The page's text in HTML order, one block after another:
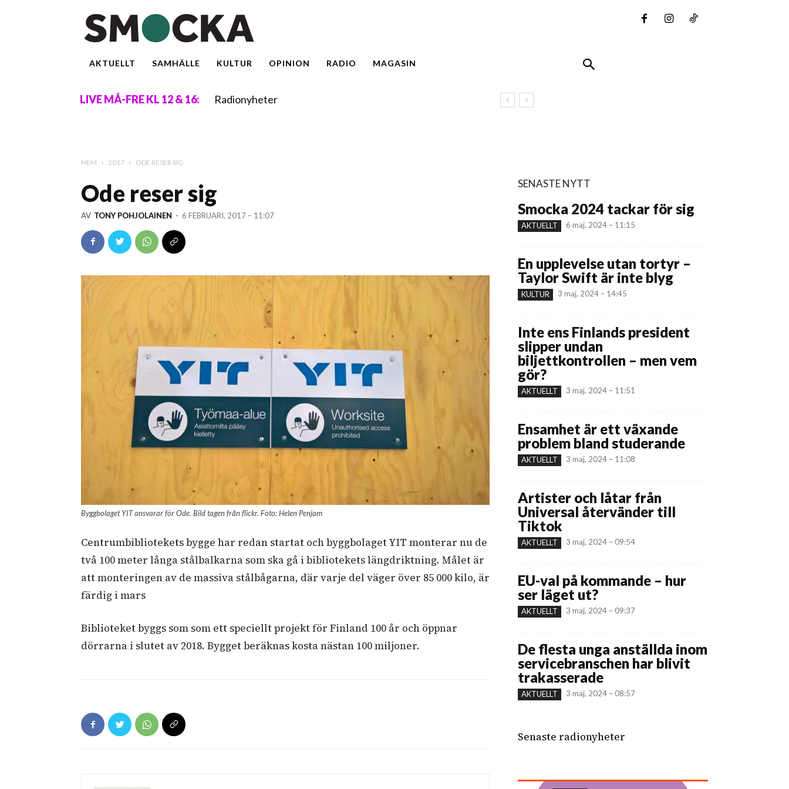
AKTUELLT SAMHÄLLE KULTUR OPINION RADIO MAGASIN
LIVE MÅ-FRE KL 12 & 16: Radionyheter
HEM 2017 ODE RESER SIG
Ode reser sig
AV TONY POHJOLAINEN - 6 FEBRUARI, 2017 – 11:07
Byggbolaget YIT ansvarar för Ode. Bild tagen från flickr. Foto: Helen Penjam
Centrumbibliotekets bygge har redan startat och byggbolaget YIT monterar nu de
två 100 meter långa stålbalkarna som ska gå i bibliotekets längdriktning. Målet är
att monteringen av de massiva stålbågarna, där varje del väger över 85 000 kilo, är
färdig i mars
Biblioteket byggs som som ett speciellt projekt för Finland 100 år och öppnar
dörrarna i slutet av 2018. Bygget beräknas kosta nästan 100 miljoner.
SENASTE NYTT
Smocka 2024 tackar för sig
AKTUELLT 6 maj, 2024 – 11:15
En upplevelse utan tortyr –
Taylor Swift är inte blyg
KULTUR 3 maj, 2024 – 14:45
Inte ens Finlands president
slipper undan
biljettkontrollen – men vem
gör?
AKTUELLT 3 maj, 2024 – 11:51
Ensamhet är ett växande
problem bland studerande
AKTUELLT 3 maj, 2024 – 11:08
Artister och låtar från
Universal återvänder till
Tiktok
AKTUELLT 3 maj, 2024 – 09:54
EU-val på kommande – hur
ser läget ut?
AKTUELLT 3 maj, 2024 – 09:37
De flesta unga anställda inom
servicebranschen har blivit
trakasserade
AKTUELLT 3 maj, 2024 – 08:57
Senaste radionyheter